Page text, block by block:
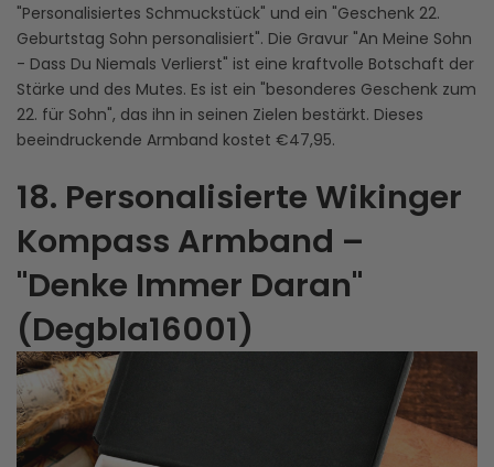
"Personalisiertes Schmuckstück" und ein "Geschenk 22.
Geburtstag Sohn personalisiert". Die Gravur "An Meine Sohn
- Dass Du Niemals Verlierst" ist eine kraftvolle Botschaft der
Stärke und des Mutes. Es ist ein "besonderes Geschenk zum
22. für Sohn", das ihn in seinen Zielen bestärkt. Dieses
beeindruckende Armband kostet €47,95.
18. Personalisierte Wikinger
Kompass Armband –
"Denke Immer Daran"
(Degbla16001)